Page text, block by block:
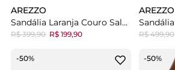
AREZZO
Sandália Laranja Couro Salto Flatform
R$ 399,90 R$ 199,90
AREZZO
R$ 499,90
-50% -50%